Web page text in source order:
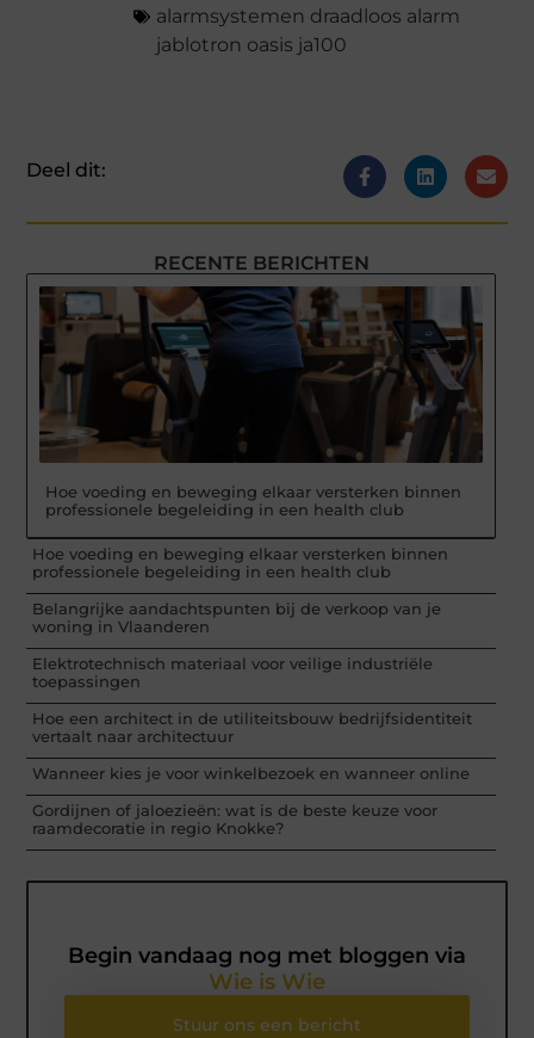
alarmsystemen draadloos alarm
jablotron oasis ja100
Deel dit:
RECENTE BERICHTEN
Hoe voeding en beweging elkaar versterken binnen
professionele begeleiding in een health club
Hoe voeding en beweging elkaar versterken binnen
professionele begeleiding in een health club
Belangrijke aandachtspunten bij de verkoop van je
woning in Vlaanderen
Elektrotechnisch materiaal voor veilige industriële
toepassingen
Hoe een architect in de utiliteitsbouw bedrijfsidentiteit
vertaalt naar architectuur
Wanneer kies je voor winkelbezoek en wanneer online
Gordijnen of jaloezieën: wat is de beste keuze voor
raamdecoratie in regio Knokke?
Begin vandaag nog met bloggen via
Wie is Wie
Stuur ons een bericht